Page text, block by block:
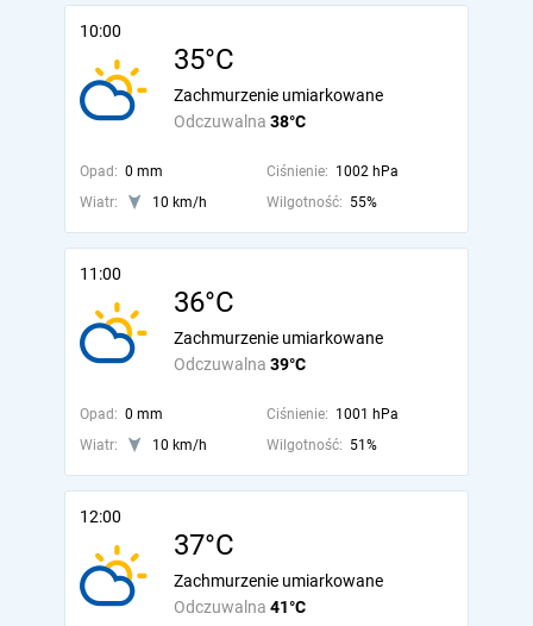
10:00
35°C
Odczuwalna 38°C
Zachmurzenie umiarkowane
Opad: 0 mm Ciśnienie: 1002 hPa
Wiatr:
10 km/h Wilgotność: 55%
11:00
36°C
Odczuwalna 39°C
Zachmurzenie umiarkowane
Opad: 0 mm Ciśnienie: 1001 hPa
Wiatr:
10 km/h Wilgotność: 51%
12:00
37°C
Odczuwalna 41°C
Zachmurzenie umiarkowane